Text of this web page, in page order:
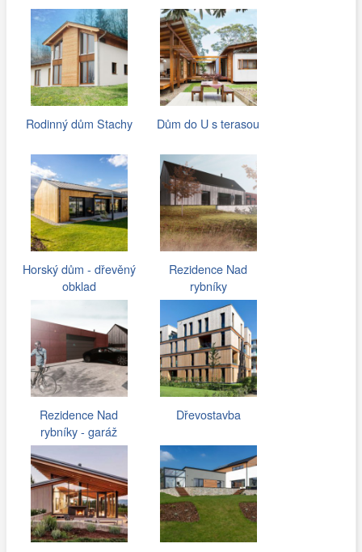
Rodinný dům Stachy Dům do U s terasou
Horský dům - dřevěný
obklad
Rezidence Nad
rybníky
Rezidence Nad
rybníky - garáž
Dřevostavba